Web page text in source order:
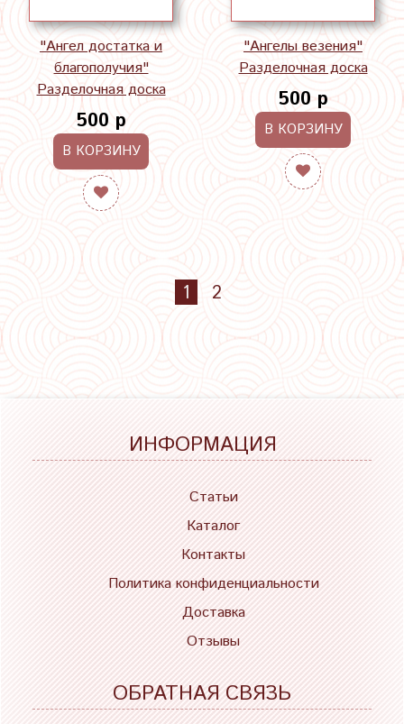
"Ангел достатка и
благополучия"
Разделочная доска
500 р
В КОРЗИНУ
"Ангелы везения"
Разделочная доска
500 р
В КОРЗИНУ
1 2
ИНФОРМАЦИЯ
Статьи
Каталог
Контакты
Политика конфиденциальности
Доставка
Отзывы
ОБРАТНАЯ СВЯЗЬ